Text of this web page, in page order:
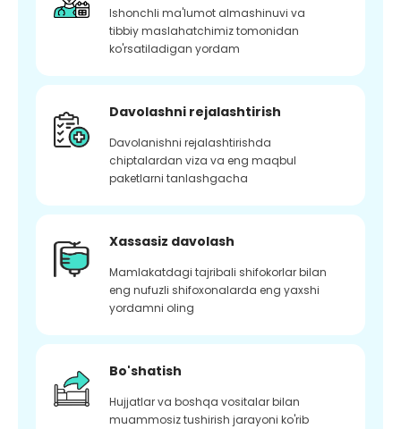
Ishonchli ma'lumot almashinuvi va
tibbiy maslahatchimiz tomonidan
ko'rsatiladigan yordam
Davolashni rejalashtirish
Davolanishni rejalashtirishda
chiptalardan viza va eng maqbul
paketlarni tanlashgacha
Xassasiz davolash
Mamlakatdagi tajribali shifokorlar bilan
eng nufuzli shifoxonalarda eng yaxshi
yordamni oling
Bo'shatish
Hujjatlar va boshqa vositalar bilan
muammosiz tushirish jarayoni ko'rib